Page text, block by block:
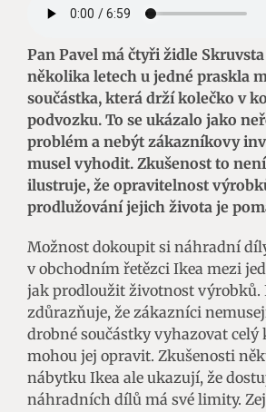
Pan Pavel má čtyři židle Skruvsta
několika letech u jedné praskla
součástka, která drží kolečko v
podvozku. To se ukázalo jako
problém a nebýt zákazníkovy
musel vyhodit. Zkušenost to
ilustruje, že opravitelnost
prodlužování jejich života je
Možnost dokoupit si náhradní
v obchodním řetězci Ikea mezi
jak prodloužit životnost výrobků.
zdůrazňuje, že zákazníci
drobné součástky vyhazovat celý
mohou jej opravit. Zkušenosti
nábytku Ikea ale ukazují, že
náhradních dílů má své limity.